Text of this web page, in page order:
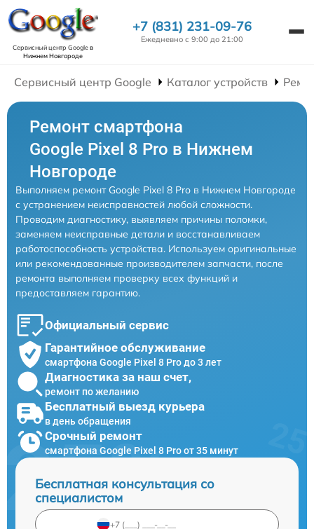
Сервисный центр Googleв
Нижнем Новгороде
+7 (831) 231-09-76
Ежедневно с 9:00 до 21:00
Сервисный центр Google Каталог устройств
Ремонт смартфона
Google Pixel 8 Pro в Нижнем
Новгороде
Выполняем ремонт Google Pixel 8 Pro в Нижнем Новгороде
с устранением неисправностей любой сложности.
Проводим диагностику, выявляем причины поломки,
заменяем неисправные детали и восстанавливаем
работоспособность устройства. Используем оригинальные
или рекомендованные производителем запчасти, после
ремонта выполняем проверку всех функций и
предоставляем гарантию.
Официальный сервис
Гарантийное обслуживание
смартфона Google Pixel 8 Pro до 3 лет
Диагностика за наш счет,
ремонт по желанию
Бесплатный выезд курьера
в день обращения
Срочный ремонт
смартфона Google Pixel 8 Pro от 35 минут
Бесплатная консультация со
специалистом